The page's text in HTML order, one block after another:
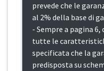
prevede che le
al 2% della base di
- Sempre a pagina
tutte le
specificata che la
predisposta su